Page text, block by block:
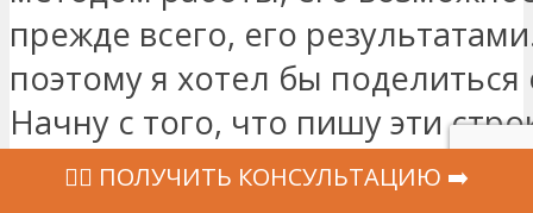
прежде всего, его
поэтому я хотел бы
Начну с того, что пишу эти
моего драгоценного малыша,
‍👩‍⚕ ПОЛУЧИТЬ КОНСУЛЬТАЦИЮ ➡️